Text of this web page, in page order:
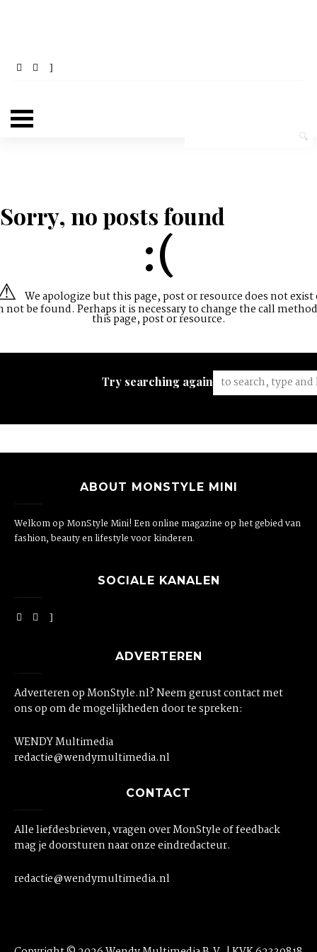
Sorry, no posts found
:(
We apologize but this page, post or resource does not exist
not be found. Perhaps it is necessary to change the call
this page, post or resource.
Try searching again:
ABOUT MONSTYLE MINI
Welkom op MonStyle Mini! Een online magazine op het gebied van
fashion, beauty en lifestyle voor kinderen.
SOCIALE KANALEN
ADVERTEREN
Adverteren op MonStyle.nl? Neem gerust contact met
ons op om de mogelijkheden door te spreken:
WENDY Multimedia
redactie@wendymultimedia.nl
CONTACT
Alle liefdesbrieven, vragen over MonStyle of feedback
mag je doorsturen naar onze eindredacteur.
redactie@wendymultimedia.nl